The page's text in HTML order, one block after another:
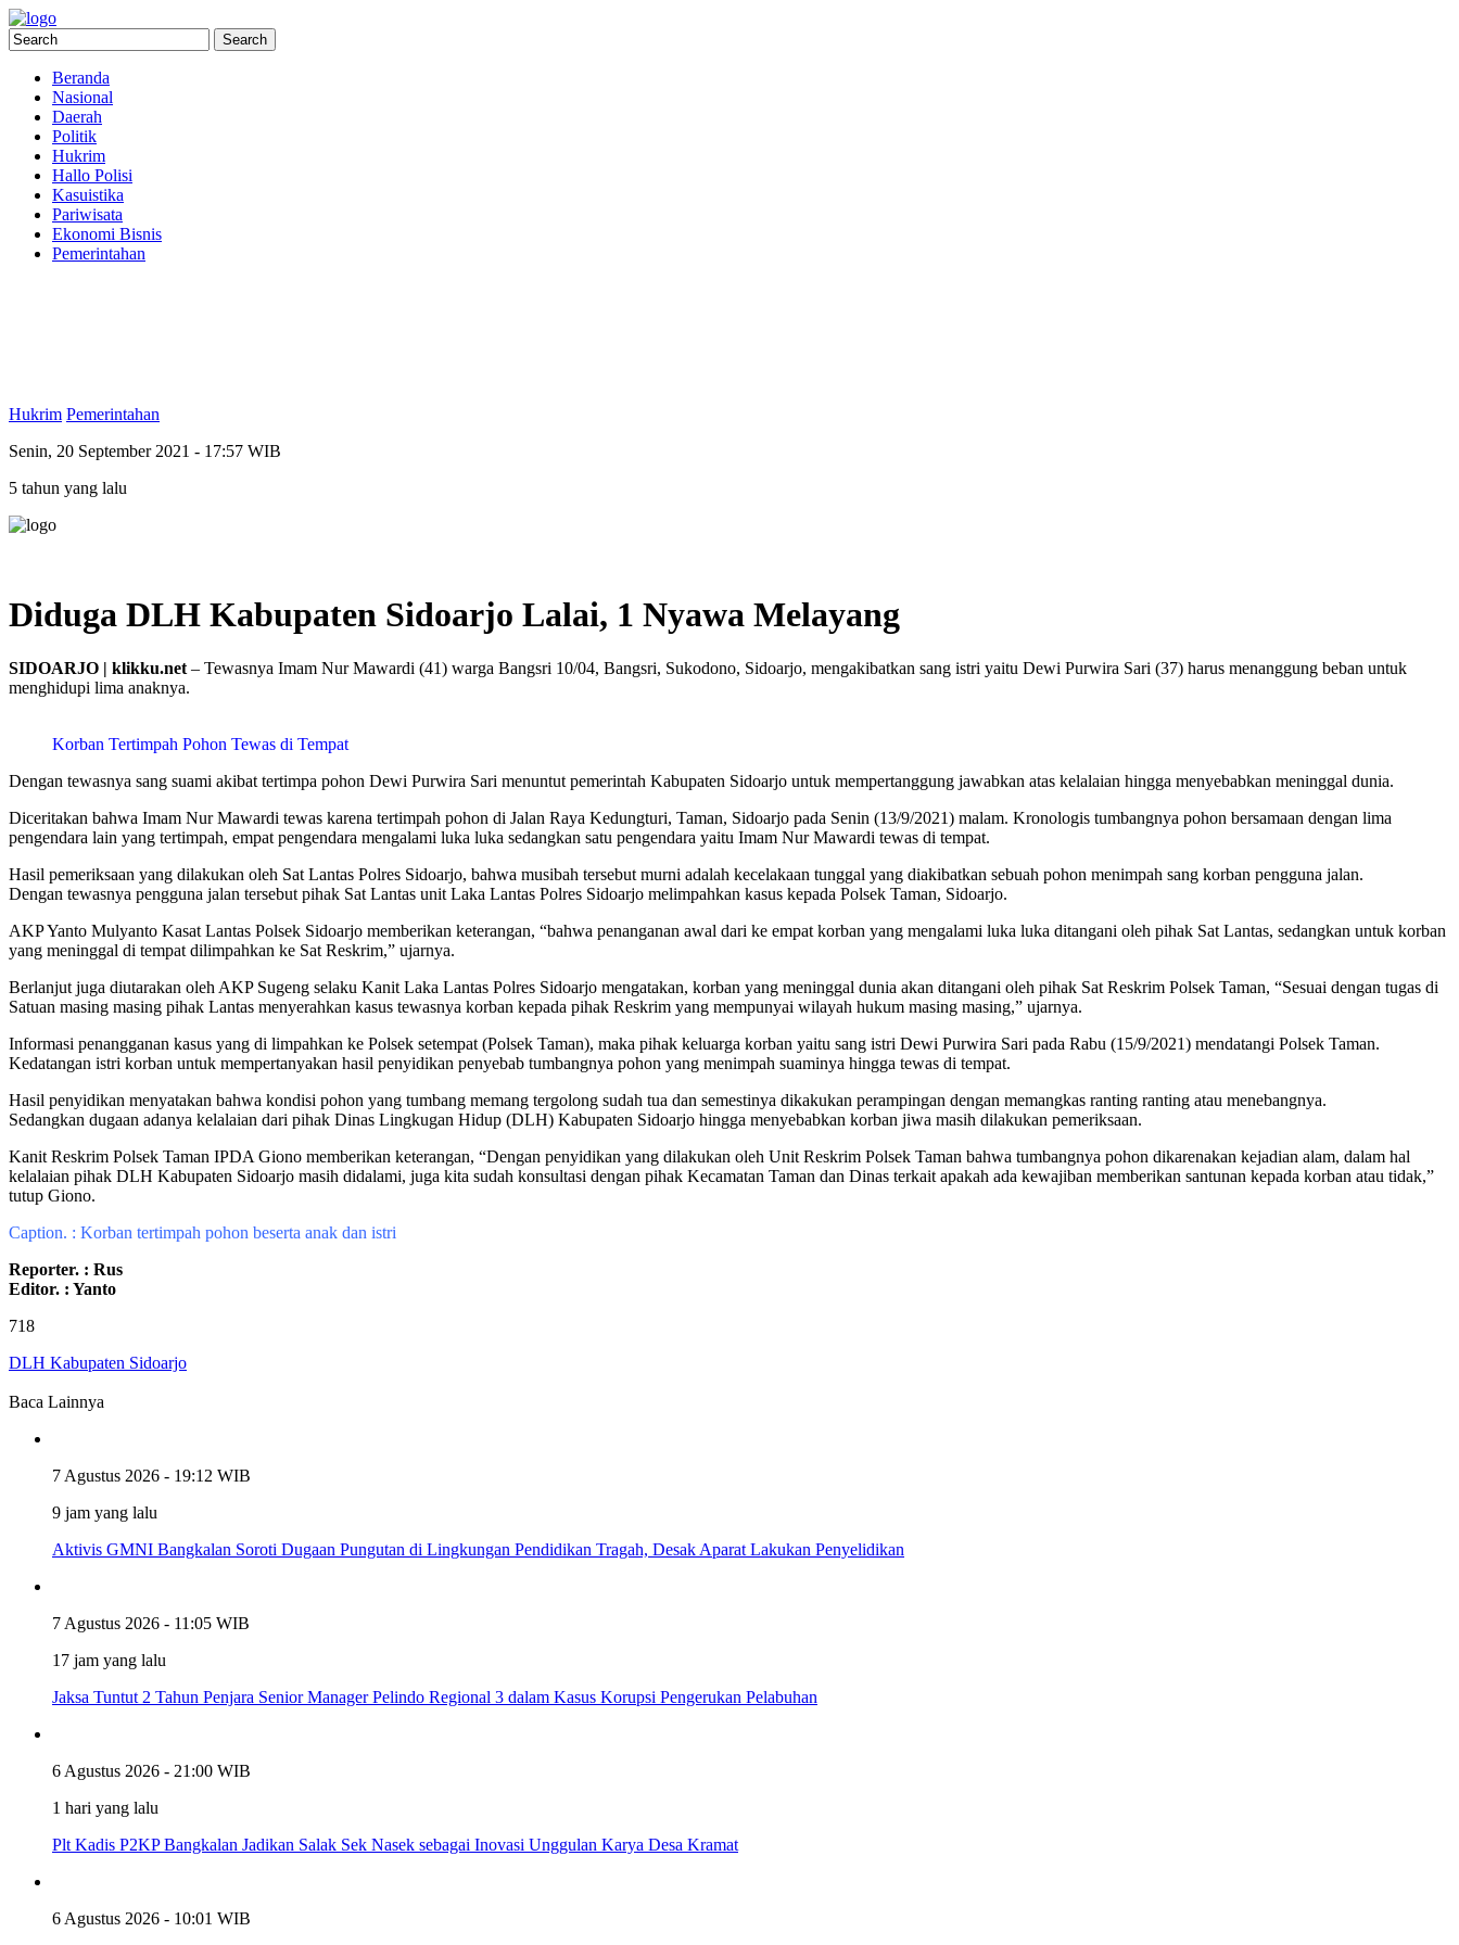
Beranda
Nasional
Daerah
Politik
Hukrim
Hallo Polisi
Kasuistika
Pariwisata
Ekonomi Bisnis
Pemerintahan
Hukrim Pemerintahan
Senin, 20 September 2021 - 17:57 WIB
5 tahun yang lalu
Diduga DLH Kabupaten Sidoarjo Lalai, 1 Nyawa Melayang
SIDOARJO | klikku.net – Tewasnya Imam Nur Mawardi (41) warga Bangsri 10/04, Bangsri, Sukodono, Sidoarjo, mengakibatkan sang istri yaitu Dewi Purwira Sari (37) harus menanggung beban untuk
menghidupi lima anaknya.
Korban Tertimpah Pohon Tewas di Tempat
Dengan tewasnya sang suami akibat tertimpa pohon Dewi Purwira Sari menuntut pemerintah Kabupaten Sidoarjo untuk mempertanggung jawabkan atas kelalaian hingga menyebabkan meninggal dunia.
Diceritakan bahwa Imam Nur Mawardi tewas karena tertimpah pohon di Jalan Raya Kedungturi, Taman, Sidoarjo pada Senin (13/9/2021) malam. Kronologis tumbangnya pohon bersamaan dengan lima
pengendara lain yang tertimpah, empat pengendara mengalami luka luka sedangkan satu pengendara yaitu Imam Nur Mawardi tewas di tempat.
Hasil pemeriksaan yang dilakukan oleh Sat Lantas Polres Sidoarjo, bahwa musibah tersebut murni adalah kecelakaan tunggal yang diakibatkan sebuah pohon menimpah sang korban pengguna jalan.
Dengan tewasnya pengguna jalan tersebut pihak Sat Lantas unit Laka Lantas Polres Sidoarjo melimpahkan kasus kepada Polsek Taman, Sidoarjo.
AKP Yanto Mulyanto Kasat Lantas Polsek Sidoarjo memberikan keterangan, “bahwa penanganan awal dari ke empat korban yang mengalami luka luka ditangani oleh pihak Sat Lantas, sedangkan untuk korban
yang meninggal di tempat dilimpahkan ke Sat Reskrim,” ujarnya.
Berlanjut juga diutarakan oleh AKP Sugeng selaku Kanit Laka Lantas Polres Sidoarjo mengatakan, korban yang meninggal dunia akan ditangani oleh pihak Sat Reskrim Polsek Taman, “Sesuai dengan tugas di
Satuan masing masing pihak Lantas menyerahkan kasus tewasnya korban kepada pihak Reskrim yang mempunyai wilayah hukum masing masing,” ujarnya.
Informasi penangganan kasus yang di limpahkan ke Polsek setempat (Polsek Taman), maka pihak keluarga korban yaitu sang istri Dewi Purwira Sari pada Rabu (15/9/2021) mendatangi Polsek Taman.
Kedatangan istri korban untuk mempertanyakan hasil penyidikan penyebab tumbangnya pohon yang menimpah suaminya hingga tewas di tempat.
Hasil penyidikan menyatakan bahwa kondisi pohon yang tumbang memang tergolong sudah tua dan semestinya dikakukan perampingan dengan memangkas ranting ranting atau menebangnya.
Sedangkan dugaan adanya kelalaian dari pihak Dinas Lingkugan Hidup (DLH) Kabupaten Sidoarjo hingga menyebabkan korban jiwa masih dilakukan pemeriksaan.
Kanit Reskrim Polsek Taman IPDA Giono memberikan keterangan, “Dengan penyidikan yang dilakukan oleh Unit Reskrim Polsek Taman bahwa tumbangnya pohon dikarenakan kejadian alam, dalam hal
kelalaian pihak DLH Kabupaten Sidoarjo masih didalami, juga kita sudah konsultasi dengan pihak Kecamatan Taman dan Dinas terkait apakah ada kewajiban memberikan santunan kepada korban atau tidak,”
tutup Giono.
Caption. : Korban tertimpah pohon beserta anak dan istri
Reporter. : Rus
Editor. : Yanto
718
DLH Kabupaten Sidoarjo
Baca Lainnya
7 Agustus 2026 - 19:12 WIB
9 jam yang lalu
Aktivis GMNI Bangkalan Soroti Dugaan Pungutan di Lingkungan Pendidikan Tragah, Desak Aparat Lakukan Penyelidikan
7 Agustus 2026 - 11:05 WIB
17 jam yang lalu
Jaksa Tuntut 2 Tahun Penjara Senior Manager Pelindo Regional 3 dalam Kasus Korupsi Pengerukan Pelabuhan
6 Agustus 2026 - 21:00 WIB
1 hari yang lalu
Plt Kadis P2KP Bangkalan Jadikan Salak Sek Nasek sebagai Inovasi Unggulan Karya Desa Kramat
6 Agustus 2026 - 10:01 WIB